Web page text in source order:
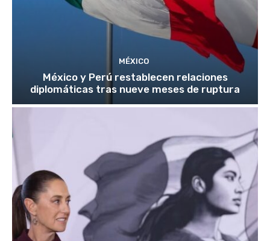
MÉXICO
México y Perú restablecen relaciones
diplomáticas tras nueve meses de ruptura